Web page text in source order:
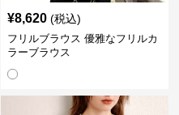
¥8,620 (税込)
フリルブラウス 優雅なフリルカ
ラーブラウス